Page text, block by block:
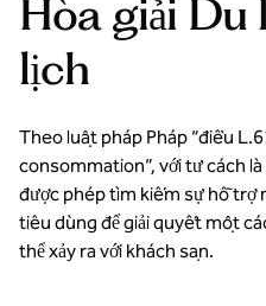
Hòa giải Du
lịch
Theo luật pháp Pháp “điều
consommation”, với tư cách
được phép tìm kiếm sự hỗ trợ
tiêu dùng để giải quyết một
thể xảy ra với khách sạn.